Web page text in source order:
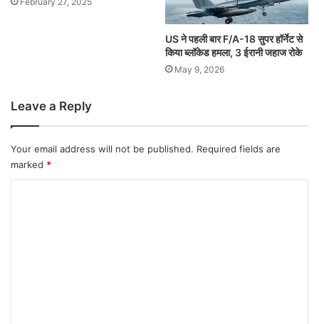
US ने पहली बार F/A-18 सुपर हॉर्नेट से
किया ब्लॉकेड हमला, 3 ईरानी जहाज रोके
May 9, 2026
Leave a Reply
Your email address will not be published. Required fields are
marked *